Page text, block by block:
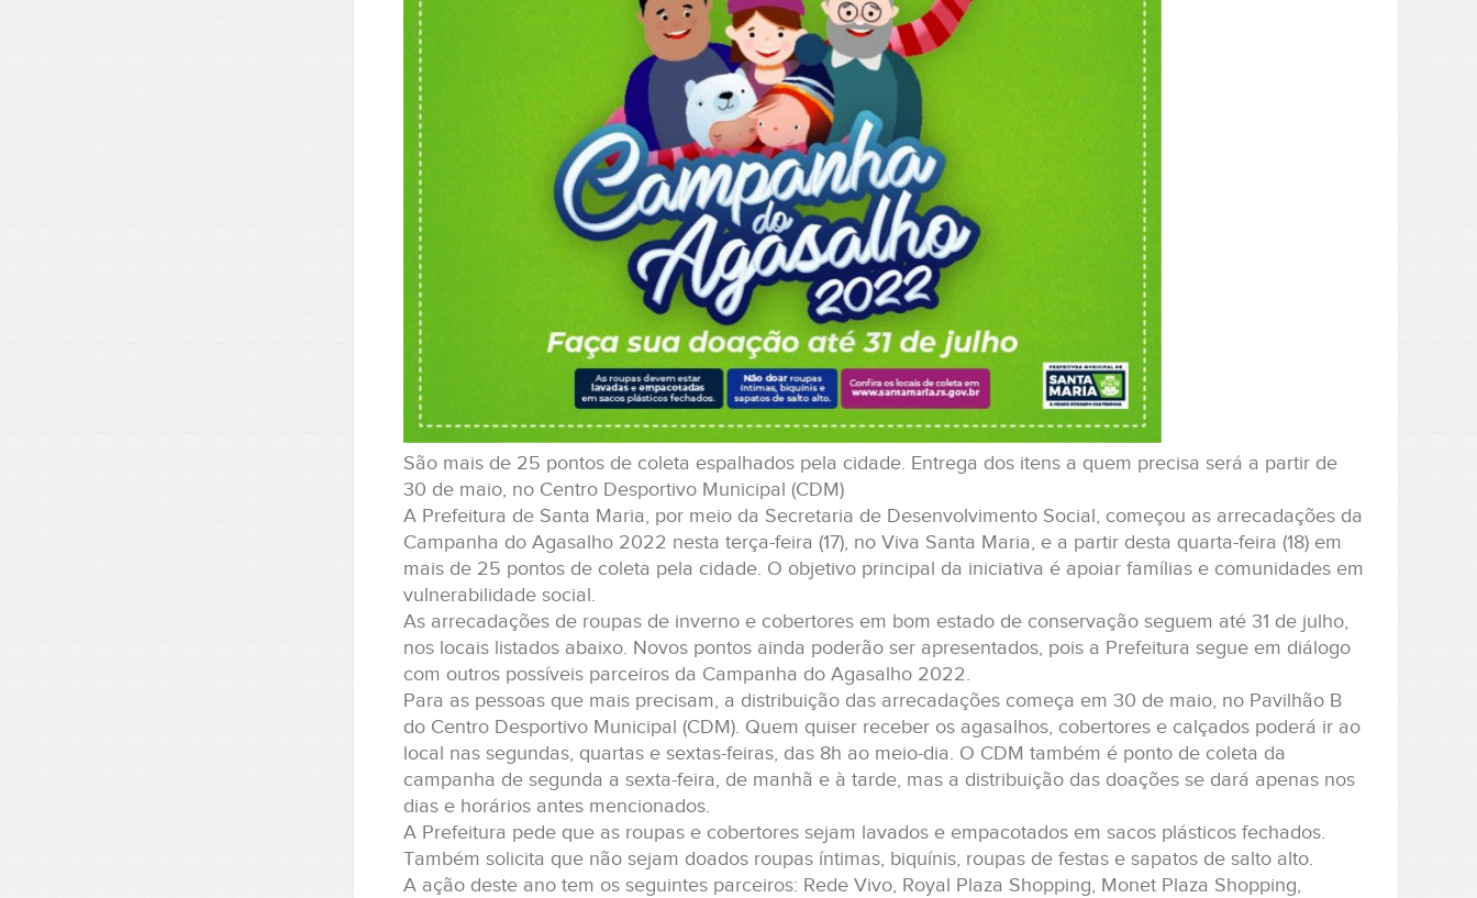
São mais de 25 pontos de coleta espalhados pela cidade. Entrega dos itens a quem precisa será a partir de
30 de maio, no Centro Desportivo Municipal (CDM)
A Prefeitura de Santa Maria, por meio da Secretaria de Desenvolvimento Social, começou as arrecadações da
Campanha do Agasalho 2022 nesta terça-feira (17), no Viva Santa Maria, e a partir desta quarta-feira (18) em
mais de 25 pontos de coleta pela cidade. O objetivo principal da iniciativa é apoiar famílias e comunidades em
vulnerabilidade social.
As arrecadações de roupas de inverno e cobertores em bom estado de conservação seguem até 31 de julho,
nos locais listados abaixo. Novos pontos ainda poderão ser apresentados, pois a Prefeitura segue em diálogo
com outros possíveis parceiros da Campanha do Agasalho 2022.
Para as pessoas que mais precisam, a distribuição das arrecadações começa em 30 de maio, no Pavilhão B
do Centro Desportivo Municipal (CDM). Quem quiser receber os agasalhos, cobertores e calçados poderá ir ao
local nas segundas, quartas e sextas-feiras, das 8h ao meio-dia. O CDM também é ponto de coleta da
campanha de segunda a sexta-feira, de manhã e à tarde, mas a distribuição das doações se dará apenas nos
dias e horários antes mencionados.
A Prefeitura pede que as roupas e cobertores sejam lavados e empacotados em sacos plásticos fechados.
Também solicita que não sejam doados roupas íntimas, biquínis, roupas de festas e sapatos de salto alto.
A ação deste ano tem os seguintes parceiros: Rede Vivo, Royal Plaza Shopping, Monet Plaza Shopping,